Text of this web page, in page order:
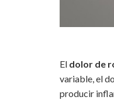
El dolor de
variable, el
producir